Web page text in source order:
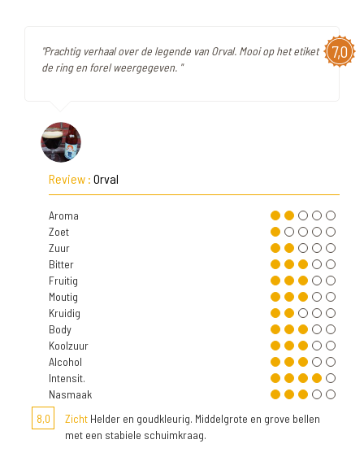
7,0
"Prachtig verhaal over de legende van Orval. Mooi op het etiket
de ring en forel weergegeven. "
Review : Orval
Aroma
Zoet
Zuur
Bitter
Fruitig
Moutig
Kruidig
Body
Koolzuur
Alcohol
Intensit.
Nasmaak
8,0
Zicht Helder en goudkleurig. Middelgrote en grove bellen
met een stabiele schuimkraag.